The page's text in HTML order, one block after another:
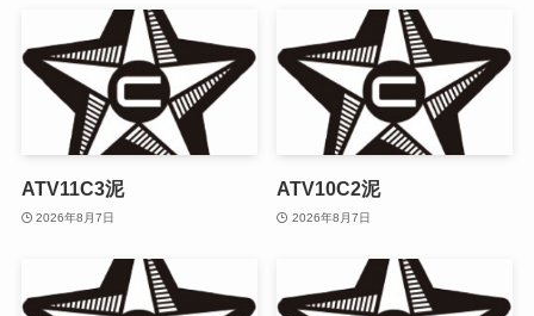
ATV11C3泥
2026年8月7日
ATV10C2泥
2026年8月7日